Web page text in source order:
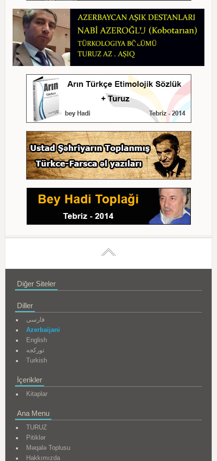
Diğer Siteler
Diller
فارسی
Azerbaijani
English
تورکجه
Turkish
İçerikler
Kitaplar
Ana Menu
TURUZ
Pitiklər
Məqalə Toplusu
Hakkımızda